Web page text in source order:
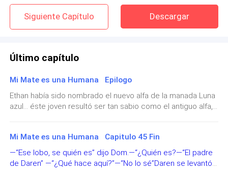
y por si fuera poco sus asquerosos amigos iban a
menudo hacer todo tipo de desastre en ella.
mañana.
Su hermana era una chica aplicada, le encantaba la
vitalidad que tenía para levantarse todos los días para
asistir a clases. A pesar de que la casa amaneciera
ron, cigarrillos y ni hablar de su mesa favorita, toda
espolvoreada de polvo blanco.
Siguiente Capítulo Descargar
Último capítulo
Mi Mate es una Humana Epilogo
Ethan había sido nombrado el nuevo alfa de la manada Luna
azul… éste joven resultó ser tan sabio como el antiguo alfa,
Éste chica era humana, y aunque el principio había sido
difícil para todos aceptarla al final la joven se ganó el
respeto de la manada. Y luego de enterarse de la reciente
pérdida que tuvo la chica con su hermana, la situación logro
Mi Mate es una Humana Capitulo 45 Fin
—“Ese lobo, se quién es” dijo Dom.—“¿Quién es?—“El padre
de Daren” —“¿Qué hace aquí?”—“No lo sé”Daren se levantó y